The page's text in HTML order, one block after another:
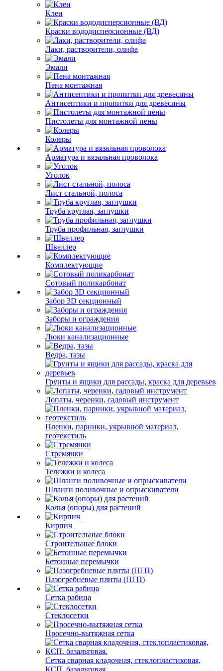
Клеи
Краски вододисперсионные (ВД)
Лаки, растворители, олифа
Эмали
Пена монтажная
Антисептики и пропитки для древесины
Пистолеты для монтажной пены
Колеры
Арматура и вязальная проволока
Уголок
Лист стальной, полоса
Труба круглая, заглушки
Труба профильная, заглушки
Швеллер
Комплектующие
Сотовый поликарбонат
Забор 3D секционный
Заборы и ограждения
Люки канализационные
Ведра, тазы
Грунты и ящики для рассады, краска для деревьев
Лопаты, черенки, садовый инструмент
Пленки, парники, укрывной материал,
геотекстиль
Стремянки
Тележки и колеса
Шланги поливочные и опрыскиватели
Колья (опоры) для растений
Кирпич
Строительные блоки
Бетонные перемычки
Пазогребневые плиты (ПГП)
Сетка рабица
Стеклосетки
Просечно-вытяжная сетка
Сетка сварная кладочная, стеклопластиковая,
КСП, базальтовая.